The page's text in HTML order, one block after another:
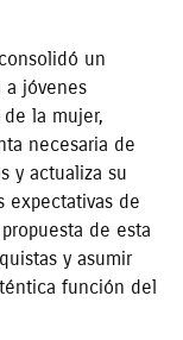
un
jóvenes
la mujer,
necesaria de
y actualiza su
expectativas de
de esta
y asumir
función del